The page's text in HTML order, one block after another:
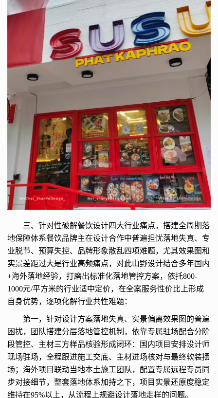
三、针对性破解餐饮设计四大行业痛点，搭建全周期落
地保障体系餐饮品牌主在设计合作中普遍担忧落地失真、专
业脱节、预算失控、品牌形象散乱四项难题，尤其效果图和
实景差距过大是行业高频痛点，对此山野设计结合多年国内
+海外落地经验，打磨出标准化落地管控方案，依托800-
1000元/平方米的行业适中定价，在全案服务性价比上形成
自身优势，逐项化解行业共性难题：
第一，针对设计方案落地失真、实景偏离效果图的普遍
困扰，团队搭建分层落地管控机制，依靠专属驻场配合分阶
段管控、主材三方样品核验形成闭环：国内项目安排设计师
现场驻场，全程跟进施工交底、主材进场核对与最终软装摆
场；海外项目联动当地本土施工团队，配置专属远程专员同
步对接细节，整套落地体系加持之下，项目实景还原度稳定
维持在95%以上，从流程上规避设计落地走样的问题。